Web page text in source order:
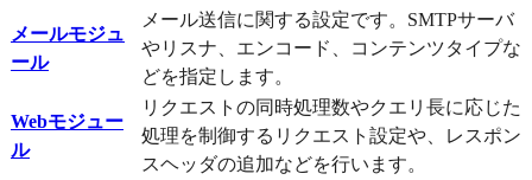
メールモジュ
ール
メール送信に関する設定です。SMTPサーバ
やリスナ、エンコード、コンテンツタイプな
どを指定します。
Webモジュー
ル
リクエストの同時処理数やクエリ長に応じた
処理を制御するリクエスト設定や、レスポン
スヘッダの追加などを行います。